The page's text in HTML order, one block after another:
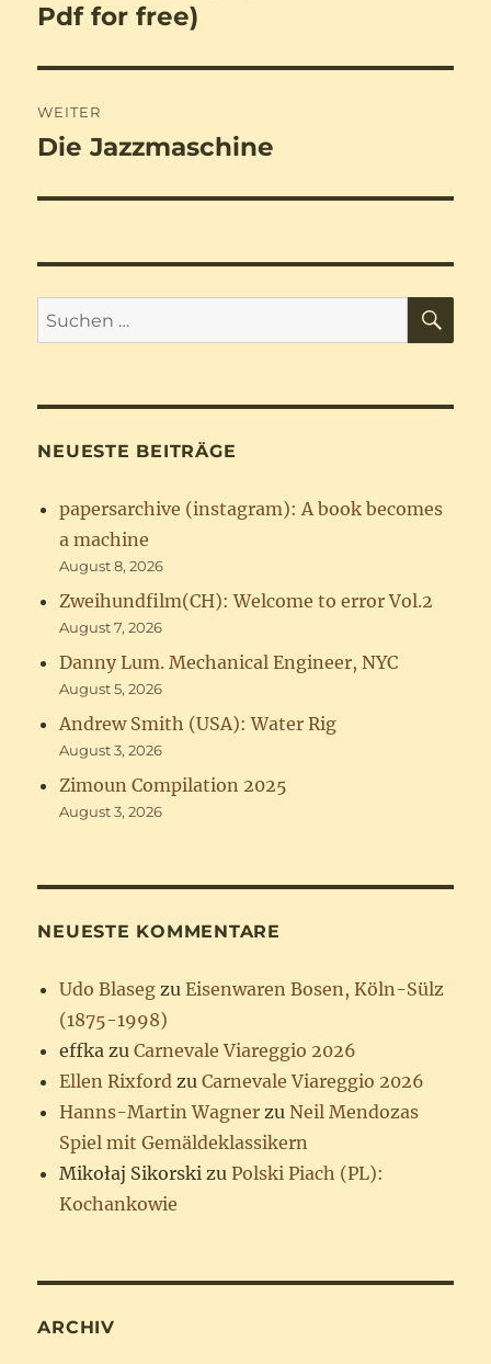
Pdf for free)
WEITER
Nächster
Die Jazzmaschine
Suchen
nach:
NEUESTE BEITRÄGE
papersarchive (instagram): A book becomes
a machine
August 8, 2026
Zweihundfilm(CH): Welcome to error Vol.2
August 7, 2026
Danny Lum. Mechanical Engineer, NYC
August 5, 2026
Andrew Smith (USA): Water Rig
August 3, 2026
Zimoun Compilation 2025
August 3, 2026
NEUESTE KOMMENTARE
Udo Blaseg zuEisenwaren Bosen, Köln-Sülz
(1875-1998)
effka zuCarnevale Viareggio 2026
Ellen Rixford zuCarnevale Viareggio 2026
Hanns-Martin Wagner zuNeil Mendozas
Spiel mit Gemäldeklassikern
Mikołaj Sikorski zuPolski Piach (PL):
Kochankowie
ARCHIV